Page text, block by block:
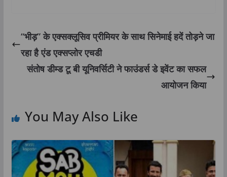
“भीड़” के एक्सक्लूसिव प्रीमियर के साथ सिनेमाई हदें तोड़ने जा
रहा है एंड एक्सप्लोर एचडी
संतोष डीम्ड टू बी यूनिवर्सिटी ने फाउंडर्स डे इवेंट का सफल
आयोजन किया
You May Also Like